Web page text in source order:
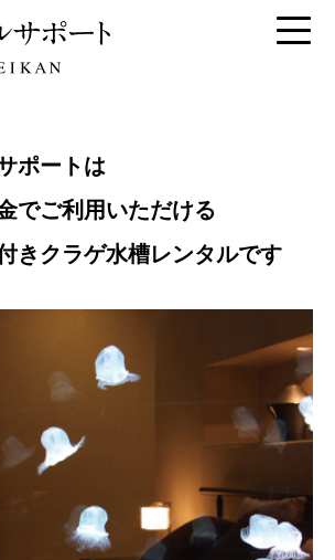
レンタルサービス
ポートは
でご利用いただける
きクラゲ水槽レンタルです